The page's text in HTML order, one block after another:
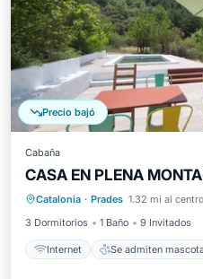
Precio bajó
Cabaña
CASA EN PLENA
Catalonia · Prades 1.32 mi al centro
3 Dormitorios
1 Baño 9 Invitados
Internet Se admiten
Apto para niños
Instalaciones de